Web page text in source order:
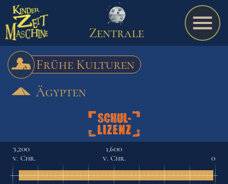
Spiel
A bis Z
Termine
Zentrale
Frühe Kulturen
Ägypten
3,200
v. Chr.
1,600
v. Chr.
0